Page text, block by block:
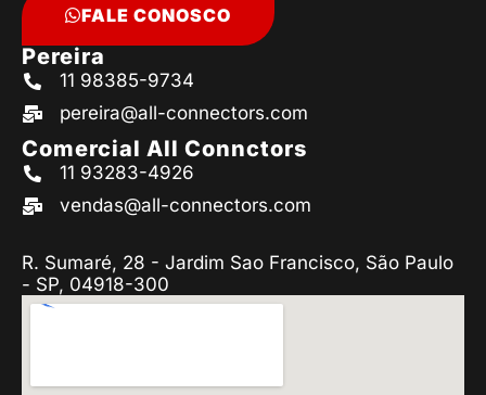
FALE CONOSCO
Pereira
11 98385-9734
pereira@all-connectors.com
Comercial All Connctors
11 93283-4926
vendas@all-connectors.com
R. Sumaré, 28 - Jardim Sao Francisco, São Paulo
- SP, 04918-300